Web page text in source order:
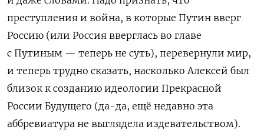
преступления и война, в которые Путин вверг
Россию (или Россия вверглась во главе
с Путиным — теперь не суть), перевернули мир,
и теперь трудно сказать, насколько Алексей был
близок к созданию идеологии Прекрасной
России Будущего (да-да, ещё недавно эта
аббревиатура не выглядела издевательством).